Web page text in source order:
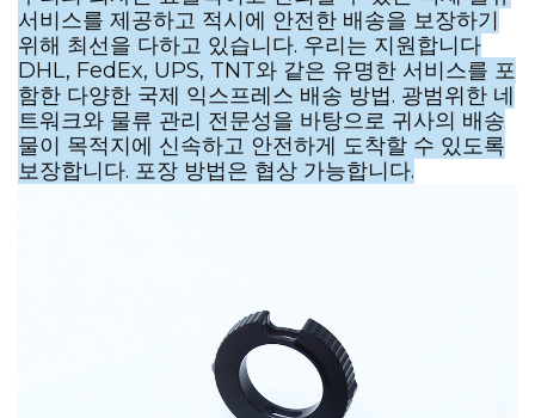
서비스를 제공하고 적시에 안전한 배송을 보장하기
위해 최선을 다하고 있습니다. 우리는 지원합니다
DHL, FedEx, UPS, TNT와 같은 유명한 서비스를 포
함한 다양한 국제 익스프레스 배송 방법. 광범위한 네
트워크와 물류 관리 전문성을 바탕으로 귀사의 배송
물이 목적지에 신속하고 안전하게 도착할 수 있도록
보장합니다. 포장 방법은 협상 가능합니다.